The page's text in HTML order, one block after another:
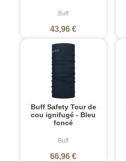
Buff
43,96 €
Buff Safety Tour de
cou ignifugé - Bleu
foncé
Buff
66,96 €